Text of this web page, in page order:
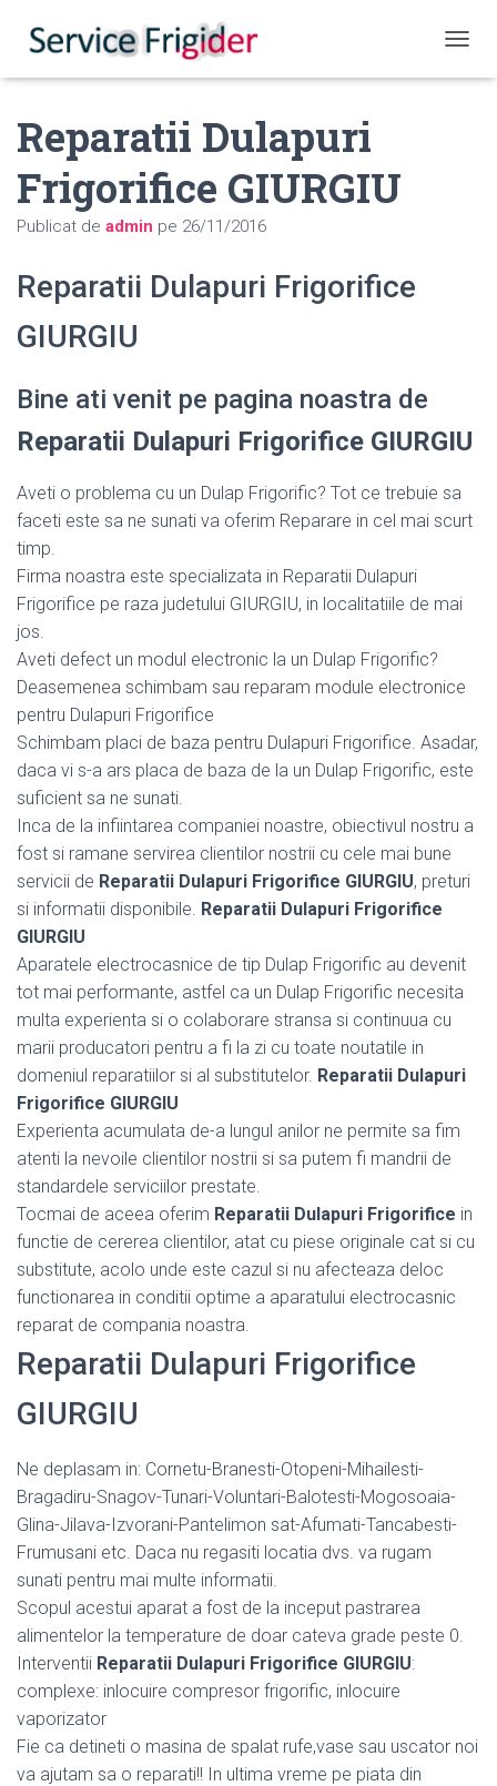
Reparatii Dulapuri
Frigorifice GIURGIU
Publicat de admin pe 26/11/2016
Reparatii Dulapuri Frigorifice
GIURGIU
Bine ati venit pe pagina noastra de
Reparatii Dulapuri Frigorifice GIURGIU
Aveti o problema cu un Dulap Frigorific? Tot ce trebuie sa
faceti este sa ne sunati va oferim Reparare in cel mai scurt
timp.
Firma noastra este specializata in Reparatii Dulapuri
Frigorifice pe raza judetului GIURGIU, in localitatiile de mai
jos.
Aveti defect un modul electronic la un Dulap Frigorific?
Deasemenea schimbam sau reparam module electronice
pentru Dulapuri Frigorifice
Schimbam placi de baza pentru Dulapuri Frigorifice. Asadar,
daca vi s-a ars placa de baza de la un Dulap Frigorific, este
suficient sa ne sunati.
Inca de la infiintarea companiei noastre, obiectivul nostru a
fost si ramane servirea clientilor nostrii cu cele mai bune
servicii de Reparatii Dulapuri Frigorifice GIURGIU, preturi
si informatii disponibile. Reparatii Dulapuri Frigorifice
GIURGIU
Aparatele electrocasnice de tip Dulap Frigorific au devenit
tot mai performante, astfel ca un Dulap Frigorific necesita
multa experienta si o colaborare stransa si continuua cu
marii producatori pentru a fi la zi cu toate noutatile in
domeniul reparatiilor si al substitutelor. Reparatii Dulapuri
Frigorifice GIURGIU
Experienta acumulata de-a lungul anilor ne permite sa fim
atenti la nevoile clientilor nostrii si sa putem fi mandrii de
standardele serviciilor prestate.
Tocmai de aceea oferim Reparatii Dulapuri Frigorifice in
functie de cererea clientilor, atat cu piese originale cat si cu
substitute, acolo unde este cazul si nu afecteaza deloc
functionarea in conditii optime a aparatului electrocasnic
reparat de compania noastra.
Reparatii Dulapuri Frigorifice
GIURGIU
Ne deplasam in: Cornetu-Branesti-Otopeni-Mihailesti-
Bragadiru-Snagov-Tunari-Voluntari-Balotesti-Mogosoaia-
Glina-Jilava-Izvorani-Pantelimon sat-Afumati-Tancabesti-
Frumusani etc. Daca nu regasiti locatia dvs. va rugam
sunati pentru mai multe informatii.
Scopul acestui aparat a fost de la inceput pastrarea
alimentelor la temperature de doar cateva grade peste 0.
Interventii Reparatii Dulapuri Frigorifice GIURGIU:
complexe: inlocuire compresor frigorific, inlocuire
vaporizator
Fie ca detineti o masina de spalat rufe,vase sau uscator noi
va ajutam sa o reparati!! In ultima vreme pe piata din